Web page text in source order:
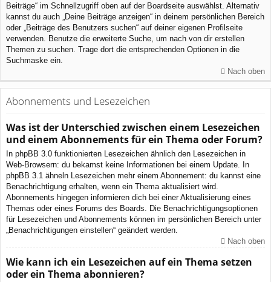
Beiträge“ im Schnellzugriff oben auf der Boardseite auswählst. Alternativ
kannst du auch „Deine Beiträge anzeigen“ in deinem persönlichen Bereich
oder „Beiträge des Benutzers suchen“ auf deiner eigenen Profilseite
verwenden. Benutze die erweiterte Suche, um nach von dir erstellen
Themen zu suchen. Trage dort die entsprechenden Optionen in die
Suchmaske ein.
Nach oben
Abonnements und Lesezeichen
Was ist der Unterschied zwischen einem Lesezeichen
und einem Abonnements für ein Thema oder Forum?
In phpBB 3.0 funktionierten Lesezeichen ähnlich den Lesezeichen in
Web-Browsern: du bekamst keine Informationen bei einem Update. In
phpBB 3.1 ähneln Lesezeichen mehr einem Abonnement: du kannst eine
Benachrichtigung erhalten, wenn ein Thema aktualisiert wird.
Abonnements hingegen informieren dich bei einer Aktualisierung eines
Themas oder eines Forums des Boards. Die Benachrichtigungsoptionen
für Lesezeichen und Abonnements können im persönlichen Bereich unter
„Benachrichtigungen einstellen“ geändert werden.
Nach oben
Wie kann ich ein Lesezeichen auf ein Thema setzen
oder ein Thema abonnieren?